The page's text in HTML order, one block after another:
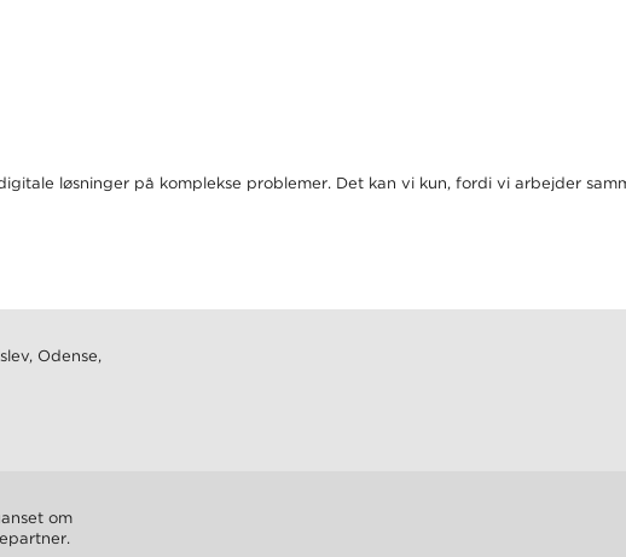
løsninger på komplekse problemer. Det kan vi kun, fordi vi arbejder
Odense,
om